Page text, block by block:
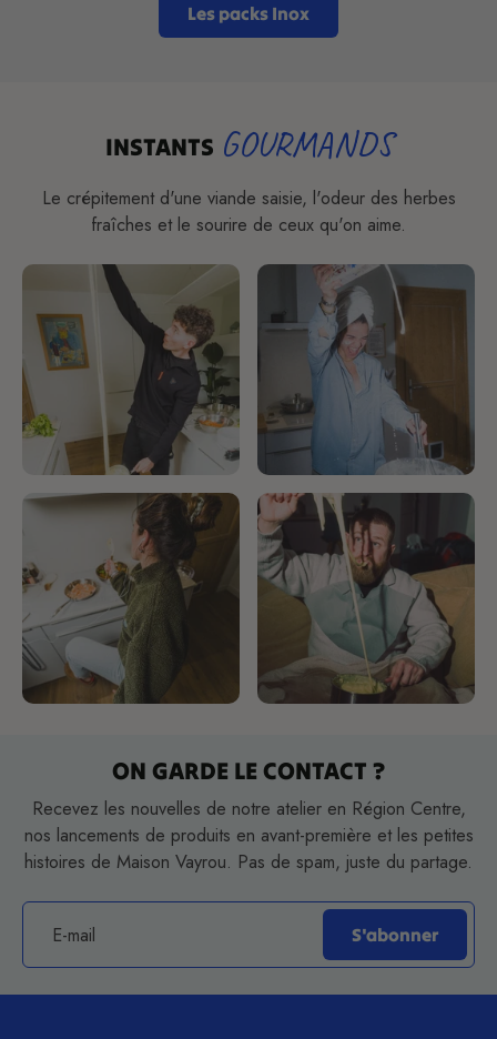
Les packs Inox
INSTANTS GOURMANDS
Le crépitement d'une viande saisie, l'odeur des herbes
fraîches et le sourire de ceux qu'on aime.
ON GARDE LE CONTACT ?
Recevez les nouvelles de notre atelier en Région Centre,
nos lancements de produits en avant-première et les petites
histoires de Maison Vayrou. Pas de spam, juste du partage.
E-mail S'abonner